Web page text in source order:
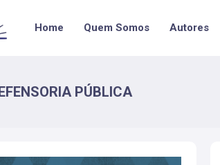
Home Quem Somos Autores
PÚBLICA